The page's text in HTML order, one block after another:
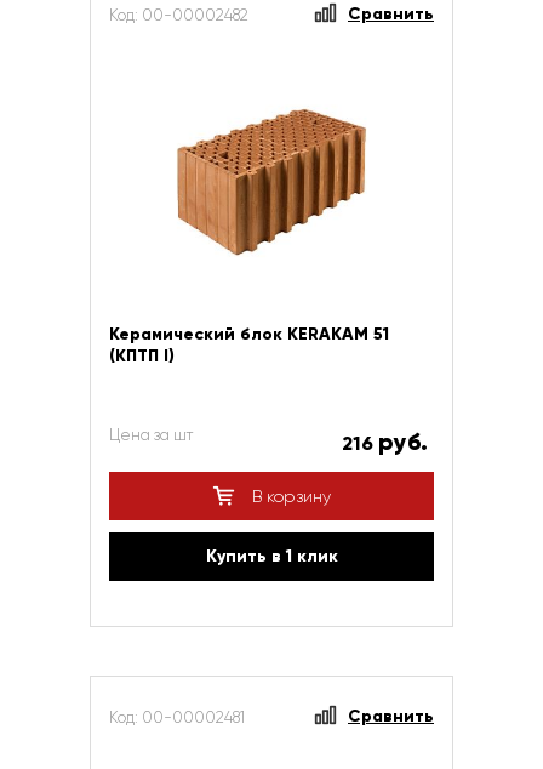
Код: 00-00002482 Сравнить
Керамический блок KERAKAM 51
(КПТП I)
Цена за шт 216 руб.
В корзину
Купить в 1 клик
Код: 00-00002481 Сравнить